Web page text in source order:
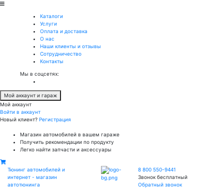
Каталоги
Услуги
Оплата и доставка
О нас
Наши клиенты и отзывы
Сотрудничество
Контакты
Мы в соцсетях:
Мой аккаунт и гараж
Мой аккаунт
Войти в аккаунт
Новый клиент? Регистрация
Магазин автомобилей в вашем гараже
Получить рекомендации по продукту
Легко найти запчасти и аксессуары
Тюнинг автомобилей и
интернет - магазин
автотюнинга
8 800 550-9441
Звонок бесплатный
Обратный звонок